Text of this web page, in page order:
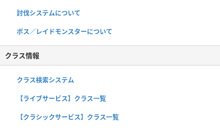
討伐システムについて
ボス／レイドモンスターについて
クラス情報
クラス検索システム
【ライブサービス】クラス一覧
【クラシックサービス】クラス一覧